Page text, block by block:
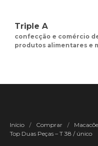
Triple A
confecção e comércio
produtos alimentares e
Início / Comprar /
Top Duas Peças – T 38 / único